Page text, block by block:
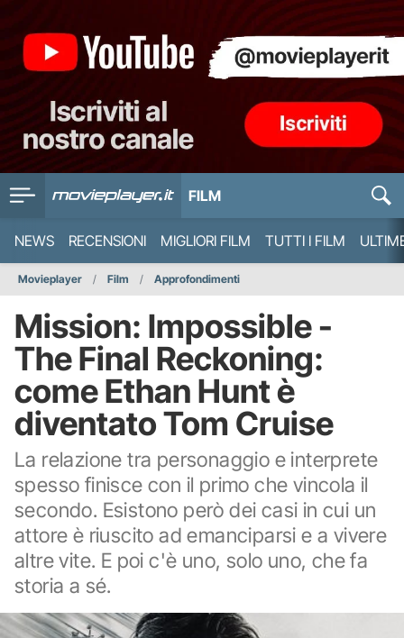
FILM
NEWS RECENSIONI MIGLIORI FILM TUTTI I FILM
Movieplayer Film Approfondimenti
Mission: Impossible -
The Final Reckoning:
come Ethan Hunt è
diventato Tom Cruise
La relazione tra personaggio e interprete
spesso finisce con il primo che vincola il
secondo. Esistono però dei casi in cui un
attore è riuscito ad emanciparsi e a vivere
altre vite. E poi c'è uno, solo uno, che fa
storia a sé.